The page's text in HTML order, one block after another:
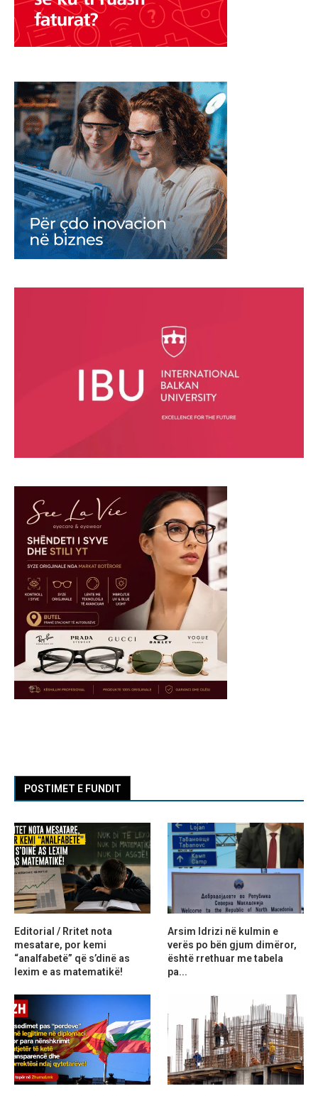
POSTIMET E FUNDIT
Editorial / Rritet nota
mesatare, por kemi
“analfabetë” që s’dinë as
lexim e as matematikë!
Arsim Idrizi në kulmin e
verës po bën gjum dimëror,
është rrethuar me tabela
pa...